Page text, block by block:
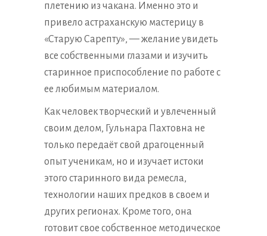
плетению из чакана. Именно это и
привело астраханскую мастерицу в
«Старую Сарепту», — желание увидеть
все собственными глазами и изучить
старинное приспособление по работе с
ее любимым материалом.
Как человек творческий и увлеченный
своим делом, Гульнара Пахтовна не
только передаёт свой драгоценный
опыт ученикам, но и изучает истоки
этого старинного вида ремесла,
технологии наших предков в своем и
других регионах. Кроме того, она
готовит свое собственное методическое